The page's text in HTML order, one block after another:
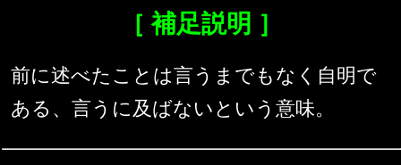
［ 補足説明 ］
前に述べたことは言うまでもなく自明で
ある、言うに及ばないという意味。